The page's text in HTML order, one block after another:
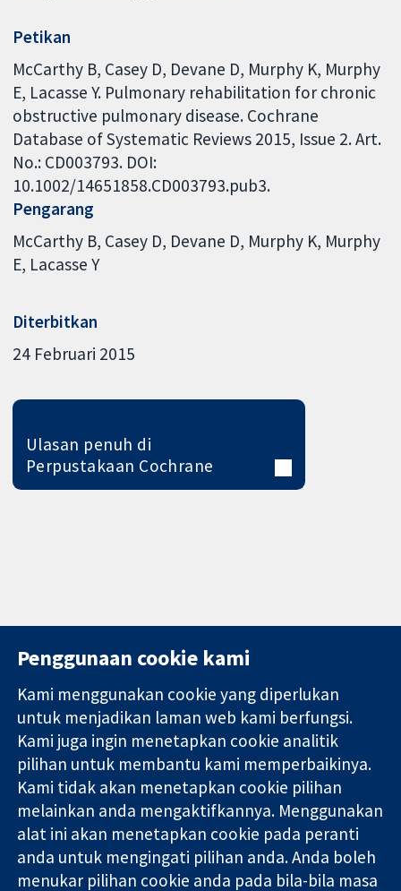
Petikan
McCarthy B, Casey D, Devane D, Murphy K, Murphy
E, Lacasse Y. Pulmonary rehabilitation for chronic
obstructive pulmonary disease. Cochrane
Database of Systematic Reviews 2015, Issue 2. Art.
No.: CD003793. DOI:
10.1002/14651858.CD003793.pub3.
Pengarang
McCarthy B Casey D Devane D Murphy K Murphy
E Lacasse Y
Diterbitkan
24 Februari 2015
Ulasan penuh di
Perpustakaan Cochrane
Bukti yang
dipercayai.
keputusan
termaklum
Kesihatan yang
lebih baik
11-13 Cavendish
Square
London
W1G 0AN
United Kingdom
Hubungi kita
Berita
Pejabat
akhbar
Perihal Kami
Pekerjaan
Cochrane
Library
Penggunaan cookie kami
Kami menggunakan cookie yang diperlukan
untuk menjadikan laman web kami berfungsi.
Kami juga ingin menetapkan cookie analitik
pilihan untuk membantu kami memperbaikinya.
Kami tidak akan menetapkan cookie pilihan
melainkan anda mengaktifkannya. Menggunakan
alat ini akan menetapkan cookie pada peranti
anda untuk mengingati pilihan anda. Anda boleh
menukar pilihan cookie anda pada bila-bila masa